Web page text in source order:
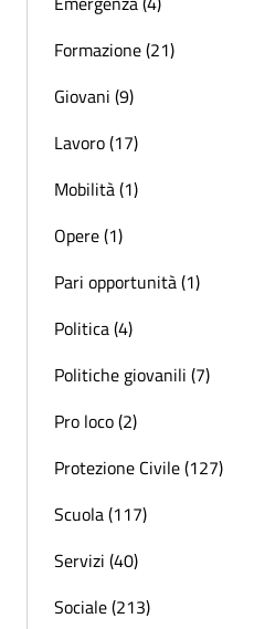
Formazione (21)
Giovani (9)
Lavoro (17)
Mobilità (1)
Opere (1)
Pari opportunità (1)
Politica (4)
Politiche giovanili (7)
Pro loco (2)
Protezione Civile (127)
Scuola (117)
Servizi (40)
Sociale (213)